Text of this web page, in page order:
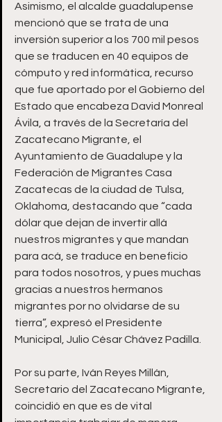
Asimismo, el alcalde guadalupense
mencionó que se trata de una
inversión superior a los 700 mil pesos
que se traducen en 40 equipos de
cómputo y red informática, recurso
que fue aportado por el Gobierno del
Estado que encabeza David Monreal
Ávila, a través de la Secretaría del
Zacatecano Migrante, el
Ayuntamiento de Guadalupe y la
Federación de Migrantes Casa
Zacatecas de la ciudad de Tulsa,
Oklahoma, destacando que “cada
dólar que dejan de invertir allá
nuestros migrantes y que mandan
para acá, se traduce en beneficio
para todos nosotros, y pues muchas
gracias a nuestros hermanos
migrantes por no olvidarse de su
tierra”, expresó el Presidente
Municipal, Julio César Chávez Padilla.
Por su parte, Iván Reyes Millán,
Secretario del Zacatecano Migrante,
coincidió en que es de vital